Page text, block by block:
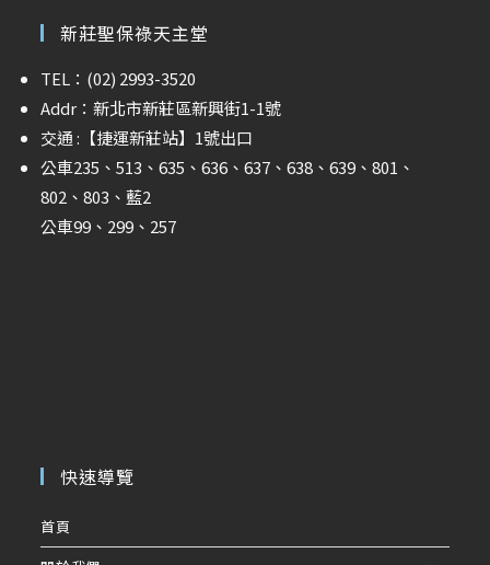
新莊聖保祿天主堂
TEL：(02) 2993-3520
Addr：新北市新莊區新興街1-1號
交通 : 【捷運新莊站】 1號出口
公車235、513、635、636、637、638、639、801、
802、803、藍2
公車99、299、257
快速導覽
首頁